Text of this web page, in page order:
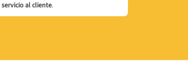
servicio al cliente.